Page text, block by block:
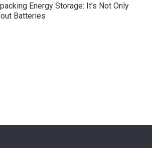
Energy Storage: It’s Not Only
Batteries